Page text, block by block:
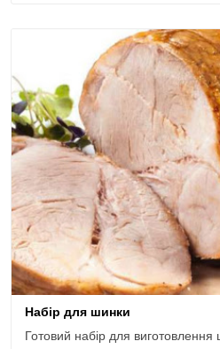
Набір для шинки
Готовий набір для виготовлення